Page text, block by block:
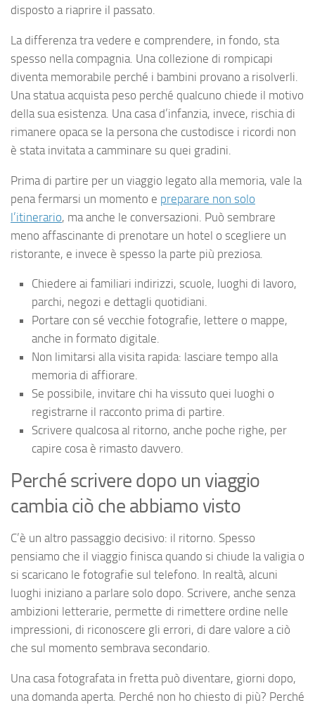
disposto a riaprire il passato.
La differenza tra vedere e comprendere, in fondo, sta
spesso nella compagnia. Una collezione di rompicapi
diventa memorabile perché i bambini provano a risolverli.
Una statua acquista peso perché qualcuno chiede il motivo
della sua esistenza. Una casa d’infanzia, invece, rischia di
rimanere opaca se la persona che custodisce i ricordi non
è stata invitata a camminare su quei gradini.
Prima di partire per un viaggio legato alla memoria, vale la
pena fermarsi un momento e preparare non solo
l’itinerario, ma anche le conversazioni. Può sembrare
meno affascinante di prenotare un hotel o scegliere un
ristorante, e invece è spesso la parte più preziosa.
Chiedere ai familiari indirizzi, scuole, luoghi di lavoro,
parchi, negozi e dettagli quotidiani.
Portare con sé vecchie fotografie, lettere o mappe,
anche in formato digitale.
Non limitarsi alla visita rapida: lasciare tempo alla
memoria di affiorare.
Se possibile, invitare chi ha vissuto quei luoghi o
registrarne il racconto prima di partire.
Scrivere qualcosa al ritorno, anche poche righe, per
capire cosa è rimasto davvero.
Perché scrivere dopo un viaggio
cambia ciò che abbiamo visto
C’è un altro passaggio decisivo: il ritorno. Spesso
pensiamo che il viaggio finisca quando si chiude la valigia o
si scaricano le fotografie sul telefono. In realtà, alcuni
luoghi iniziano a parlare solo dopo. Scrivere, anche senza
ambizioni letterarie, permette di rimettere ordine nelle
impressioni, di riconoscere gli errori, di dare valore a ciò
che sul momento sembrava secondario.
Una casa fotografata in fretta può diventare, giorni dopo,
una domanda aperta. Perché non ho chiesto di più? Perché